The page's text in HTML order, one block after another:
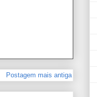
Postagem mais antiga